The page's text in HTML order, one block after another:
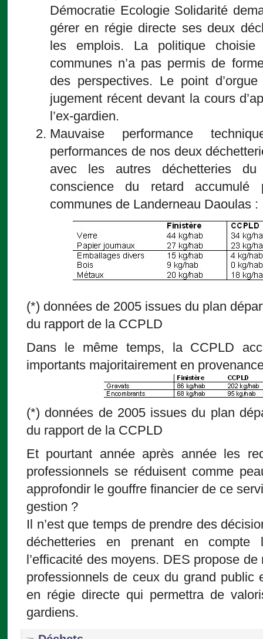
Démocratie Ecologie Solidarité
gérer en régie directe ses deux
les emplois. La politique
communes n’a pas permis de
des perspectives. Le point
jugement récent devant la cours
l’ex-gardien.
Mauvaise performance
performances de nos deux
avec les autres déchetteries du
conscience du retard
communes de Landerneau Daoulas :
(*) données de 2005 issues du plan
du rapport de la CCPLD
Dans le même temps, la CCPLD
importants majoritairement en
(*) données de 2005 issues du plan
du rapport de la CCPLD
Et pourtant année après année les
professionnels se réduisent comme
approfondir le gouffre financier de ce
gestion ?
Il n’est que temps de prendre des
déchetteries en prenant en compte
l’efficacité des moyens. DES propose
professionnels de ceux du grand public
en régie directe qui permettra de
gardiens.